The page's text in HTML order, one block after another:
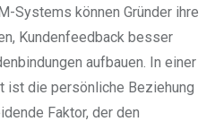
Systems können Gründer ihre
Kundenfeedback besser
aufbauen. In einer
die persönliche Beziehung
Faktor, der den